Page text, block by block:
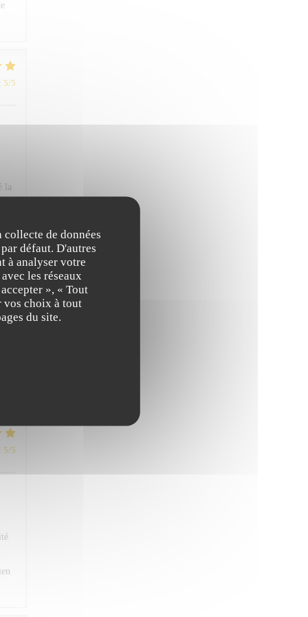
de données
défaut. D'autres
à analyser votre
les réseaux
», « Tout
vos choix à tout
du site.
: 5/5
la
5/5
5/5